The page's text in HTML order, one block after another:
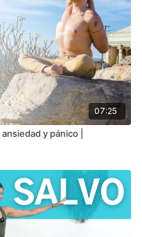
07:25
y pánico |